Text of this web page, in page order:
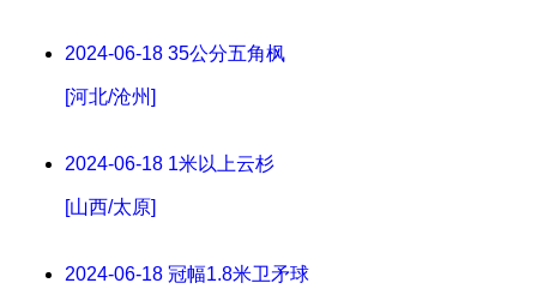
2024-06-18 35公分五角枫
[河北/沧州]
2024-06-18 1米以上云杉
[山西/太原]
2024-06-18 冠幅1.8米卫矛球